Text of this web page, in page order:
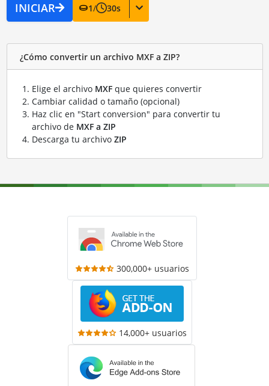
INICIAR 1/ 30s
¿Cómo convertir un archivo MXF a ZIP?
Elige el archivo MXFque quieres convertir
Cambiar calidad o tamaño (opcional)
Haz clic en "Start conversion" para convertir tu
archivo de MXF a ZIP
Descarga tu archivo ZIP
300,000+ usuarios
14,000+ usuarios